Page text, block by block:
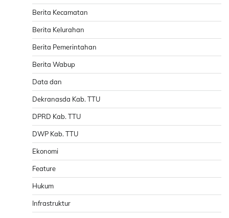
Berita Kecamatan
Berita Kelurahan
Berita Pemerintahan
Berita Wabup
Data dan
Dekranasda Kab. TTU
DPRD Kab. TTU
DWP Kab. TTU
Ekonomi
Feature
Hukum
Infrastruktur